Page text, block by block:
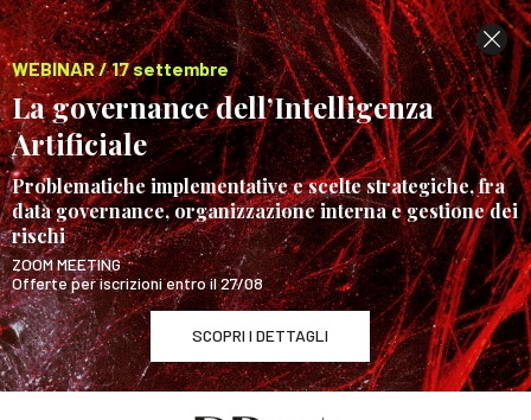
WEBINAR / 17 settembre
La governance dell’Intelligenza
Artificiale
Problematiche implementative e scelte strategiche, fra
data governance, organizzazione interna e gestione dei
rischi
ZOOM MEETING
Offerte per iscrizioni entro il 27/08
SCOPRI I DETTAGLI